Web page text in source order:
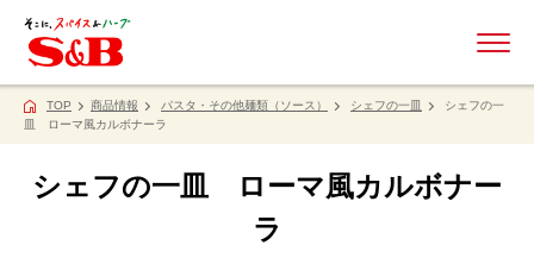
TOP 商品情報 パスタ・その他麺類（ソース） シェフの一皿
シェフの一
皿 ローマ風カルボナーラ
シェフの一皿 ローマ風カルボナー
ラ